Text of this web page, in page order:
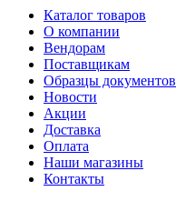
Каталог товаров
О компании
Вендорам
Поставщикам
Образцы документов
Новости
Акции
Доставка
Оплата
Наши магазины
Контакты